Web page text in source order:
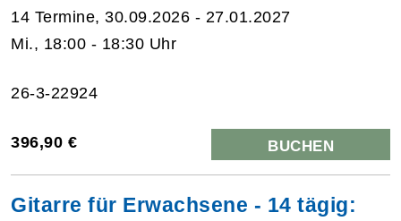
14 Termine, 30.09.2026 - 27.01.2027
Mi., 18:00 - 18:30 Uhr
26-3-22924
396,90 € BUCHEN
Gitarre für Erwachsene - 14 tägig: